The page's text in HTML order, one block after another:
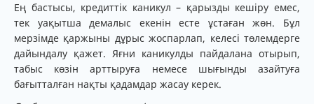
Ең бастысы, кредиттік каникул – қарызды кешіру емес,
тек уақытша демалыс екенін есте ұстаған жөн. Бұл
мерзімде қаржыны дұрыс жоспарлап, келесі төлемдерге
дайындалу қажет. Яғни каникулды пайдалана отырып,
табыс көзін арттыруға немесе шығынды азайтуға
бағытталған нақты қадамдар жасау керек.